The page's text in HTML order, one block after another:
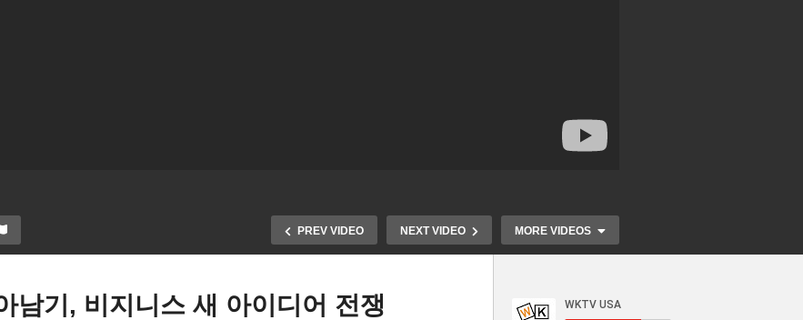
PREV VIDEO NEXT VIDEO MORE VIDEOS
남기, 비지니스 새 아이디어 전쟁